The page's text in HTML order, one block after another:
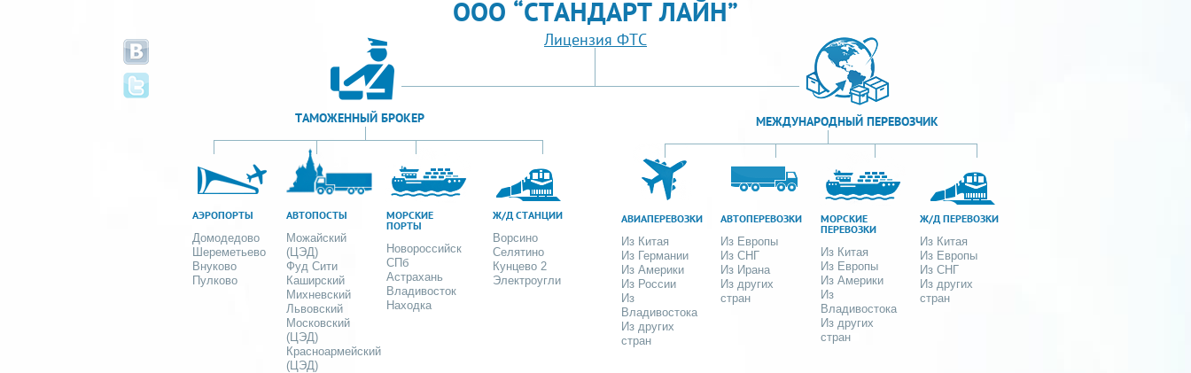
ООО “СТАНДАРТ ЛАЙН”
Лицензия ФТС
ТАМОЖЕННЫЙ БРОКЕР
АЭРОПОРТЫ
Домодедово
Шереметьево
Внуково
Пулково
АВТОПОСТЫ
Можайский
(ЦЭД)
Фуд Сити
Каширский
Михневский
Львовский
Московский
(ЦЭД)
Красноармейский
(ЦЭД)
МОРСКИЕ
ПОРТЫ
Новороссийск
СПб
Астрахань
Владивосток
Находка
Ж/Д СТАНЦИИ
Ворсино
Селятино
Кунцево 2
Электроугли
МЕЖДУНАРОДНЫЙ ПЕРЕВОЗЧИК
АВИАПЕРЕВОЗКИ
Из Китая
Из Германии
Из Америки
Из России
Из
Владивостока
Из других
стран
АВТОПЕРЕВОЗКИ
Из Европы
Из СНГ
Из Ирана
Из других
стран
МОРСКИЕ
ПЕРЕВОЗКИ
Из Китая
Из Европы
Из Америки
Из
Владивостока
Из других
стран
Ж/Д ПЕРЕВОЗКИ
Из Китая
Из Европы
Из СНГ
Из других
стран